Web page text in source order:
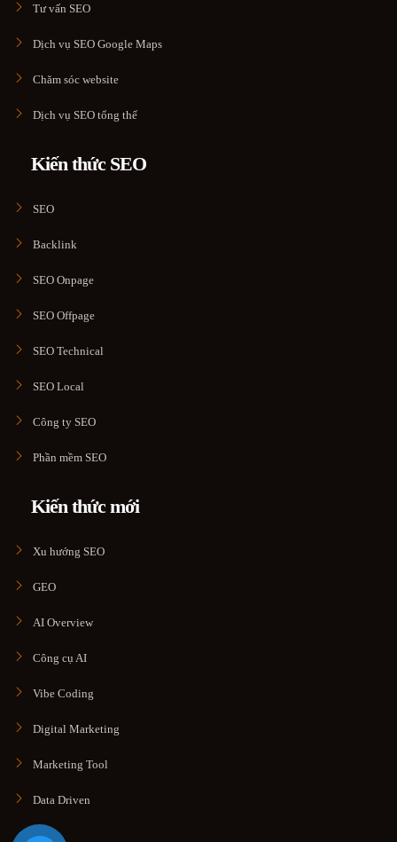
Tư vấn SEO
Dịch vụ SEO Google Maps
Chăm sóc website
Dịch vụ SEO tổng thể
Kiến thức SEO
SEO
Backlink
SEO Onpage
SEO Offpage
SEO Technical
SEO Local
Công ty SEO
Phần mềm SEO
Kiến thức mới
Xu hướng SEO
GEO
AI Overview
Công cụ AI
Vibe Coding
Digital Marketing
Marketing Tool
Data Driven